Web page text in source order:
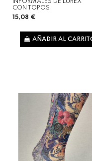
CON TOPOS
15,08 €
AÑADIR AL